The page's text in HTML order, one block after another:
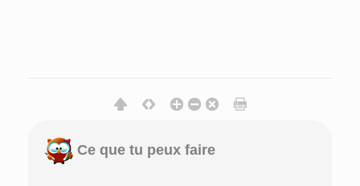
Ce que tu peux faire